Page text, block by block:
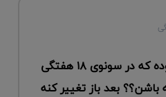
سلام خانوما آیا کسی بوده که در سونوی ۱۸ هفتگی
بعد باز تغییر کنه